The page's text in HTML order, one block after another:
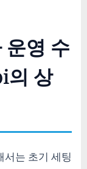
운영 수
의 상
는 초기 세팅